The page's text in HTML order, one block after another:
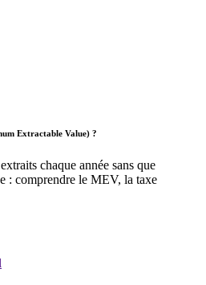
Extractable Value) ?
chaque année sans que
: comprendre le MEV, la taxe